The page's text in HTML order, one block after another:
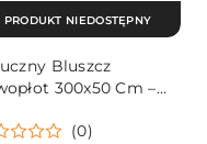
Bluszcz
300x50 Cm –
(0)
PRODUKT NIEDOSTĘPNY